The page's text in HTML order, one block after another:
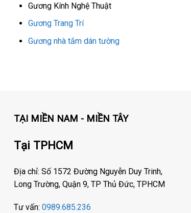
Gương Kính Nghệ Thuật
Gương Trang Trí
Gương nhà tắm dán tường
TẠI MIỀN NAM - MIỀN TÂY
Tại TPHCM
Địa chỉ: Số 1572 Đường Nguyễn Duy Trinh,
Long Trường, Quận 9, TP Thủ Đức, TPHCM
Tư vấn:0989.685.236